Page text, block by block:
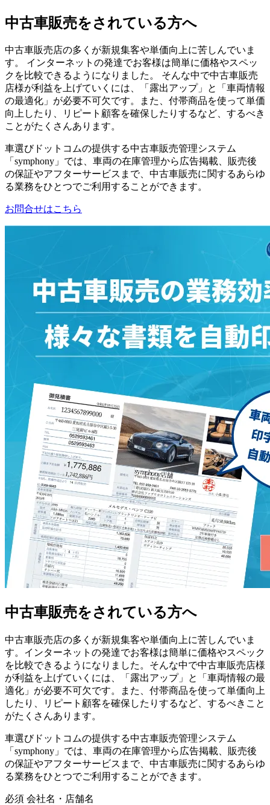
中古車販売をされている方へ
中古車販売店の多くが新規集客や単価向上に苦しんでいま
す。 インターネットの発達でお客様は簡単に価格やスペッ
クを比較できるようになりました。 そんな中で中古車販売
店様が利益を上げていくには、「露出アップ」と「車両情報
の最適化」が必要不可欠です。また、付帯商品を使って単価
向上したり、リピート顧客を確保したりするなど、するべき
ことがたくさんあります。
車選びドットコムの提供する中古車販売管理システム
「symphony」では、車両の在庫管理から広告掲載、販売後
の保証やアフターサービスまで、中古車販売に関するあらゆ
る業務をひとつでご利用することができます。
お問合せはこちら
中古車販売をされている方へ
中古車販売店の多くが新規集客や単価向上に苦しんでいま
す。インターネットの発達でお客様は簡単に価格やスペック
を比較できるようになりました。そんな中で中古車販売店様
が利益を上げていくには、「露出アップ」と「車両情報の最
適化」が必要不可欠です。また、付帯商品を使って単価向上
したり、リピート顧客を確保したりするなど、するべきこと
がたくさんあります。
車選びドットコムの提供する中古車販売管理システム
「symphony」では、車両の在庫管理から広告掲載、販売後
の保証やアフターサービスまで、中古車販売に関するあらゆ
る業務をひとつでご利用することができます。
必須 会社名・店舗名